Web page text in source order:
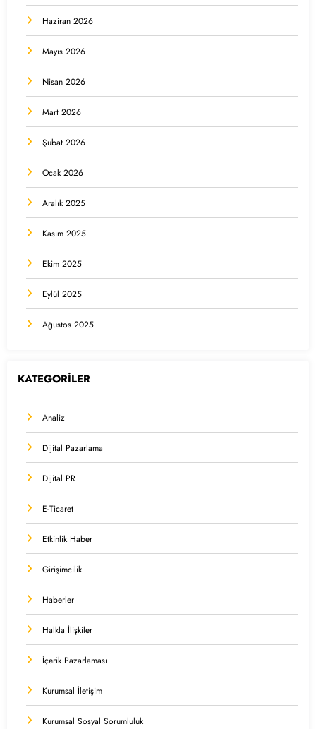
Haziran 2026
Mayıs 2026
Nisan 2026
Mart 2026
Şubat 2026
Ocak 2026
Aralık 2025
Kasım 2025
Ekim 2025
Eylül 2025
Ağustos 2025
KATEGORİLER
Analiz
Dijital Pazarlama
Dijital PR
E-Ticaret
Etkinlik Haber
Girişimcilik
Haberler
Halkla İlişkiler
İçerik Pazarlaması
Kurumsal İletişim
Kurumsal Sosyal Sorumluluk